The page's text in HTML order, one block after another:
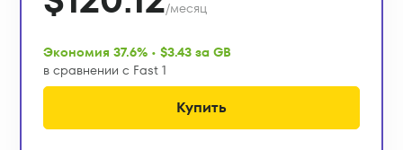
/месяц
Экономия 37.6% • $3.43 за GB
в сравнении с Fast 1
Купить